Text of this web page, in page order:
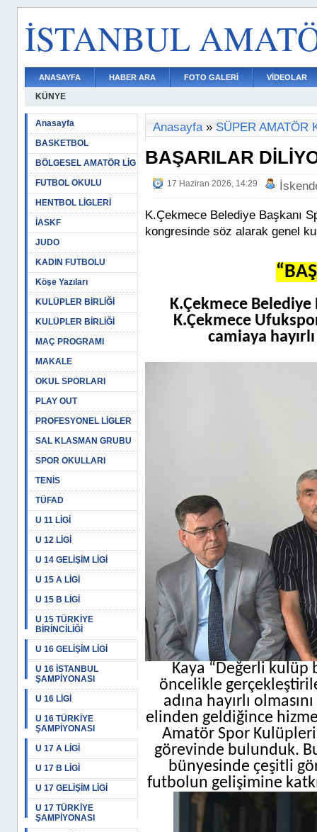
İSTANBUL
ANASAYFA HABER ARA FOTO GALERİ VİDEOLAR
KÜNYE
Anasayfa
BASKETBOL
BÖLGESEL AMATÖR LİG
FUTBOL OKULU
HENTBOL LİGLERİ
İASKF
JUDO
KADIN FUTBOLU
Köşe Yazıları
KULÜPLER BİRLİĞİ
KULÜPLER BİRLİĞİ
MAÇ PROGRAMI
MAKALE
OKUL SPORLARI
PLAY OUT
PROFESYONEL LİGLER
SAL KLASMAN GRUBU
SPOR OKULLARI
TENİS
TÜFAD
U 11 LİGİ
U 12 LİGİ
U 14 GELİŞİM LİGİ
U 15 A LİGİ
U 15 B LİGİ
U 15 TÜRKİYE
BİRİNCİLİĞİ
U 16 GELİŞİM LİGİ
U 16 İSTANBUL
ŞAMPİYONASI
U 16 LİGİ
U 16 TÜRKİYE
ŞAMPİYONASI
U 17 A LİGİ
U 17 B LİGİ
U 17 GELİŞİM LİGİ
U 17 TÜRKİYE
ŞAMPİYONASI
Anasayfa» SÜPER AMATÖR
BAŞARILAR
17 Haziran 2026, 14:29
K.Çekmece Belediye Başkanı
kongresinde söz alarak genel
K.Çekmece Belediye
K.Çekmece
camiaya
Kaya “Değerli kulüp
öncelikle
adına hayırlı
elinden geldiğince
Amatör Spor
görevinde bulunduk.
bünyesinde çeşitli
futbolun gelişimine